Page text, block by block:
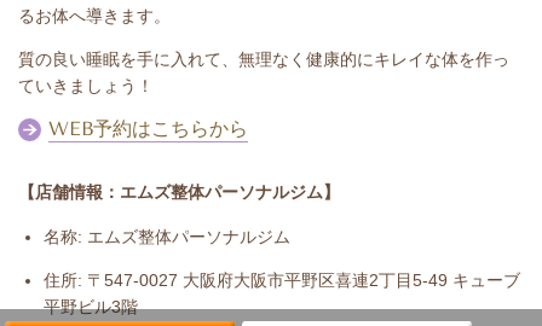
るお体へ導きます。
質の良い睡眠を手に入れて、無理なく健康的にキレイな体を作っ
ていきましょう！
WEB予約はこちらから
【店舗情報：エムズ整体パーソナルジム】
名称: エムズ整体パーソナルジム
住所: 〒547-0027 大阪府大阪市平野区喜連2丁目5-49 キューブ
平野ビル3階